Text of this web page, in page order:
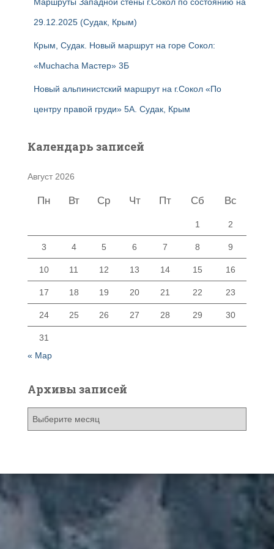
Маршруты Западной стены г.Сокол по состоянию на
29.12.2025 (Судак, Крым)
Крым, Судак. Новый маршрут на горе Сокол:
«Muchacha Мастер» 3Б
Новый альпинистский маршрут на г.Сокол «По
центру правой груди» 5А. Судак, Крым
Календарь записей
Август 2026
Пн Вт Ср Чт Пт Сб Вс
1 2
3 4 5 6 7 8 9
10 11 12 13 14 15 16
17 18 19 20 21 22 23
24 25 26 27 28 29 30
31
« Мар
Архивы записей